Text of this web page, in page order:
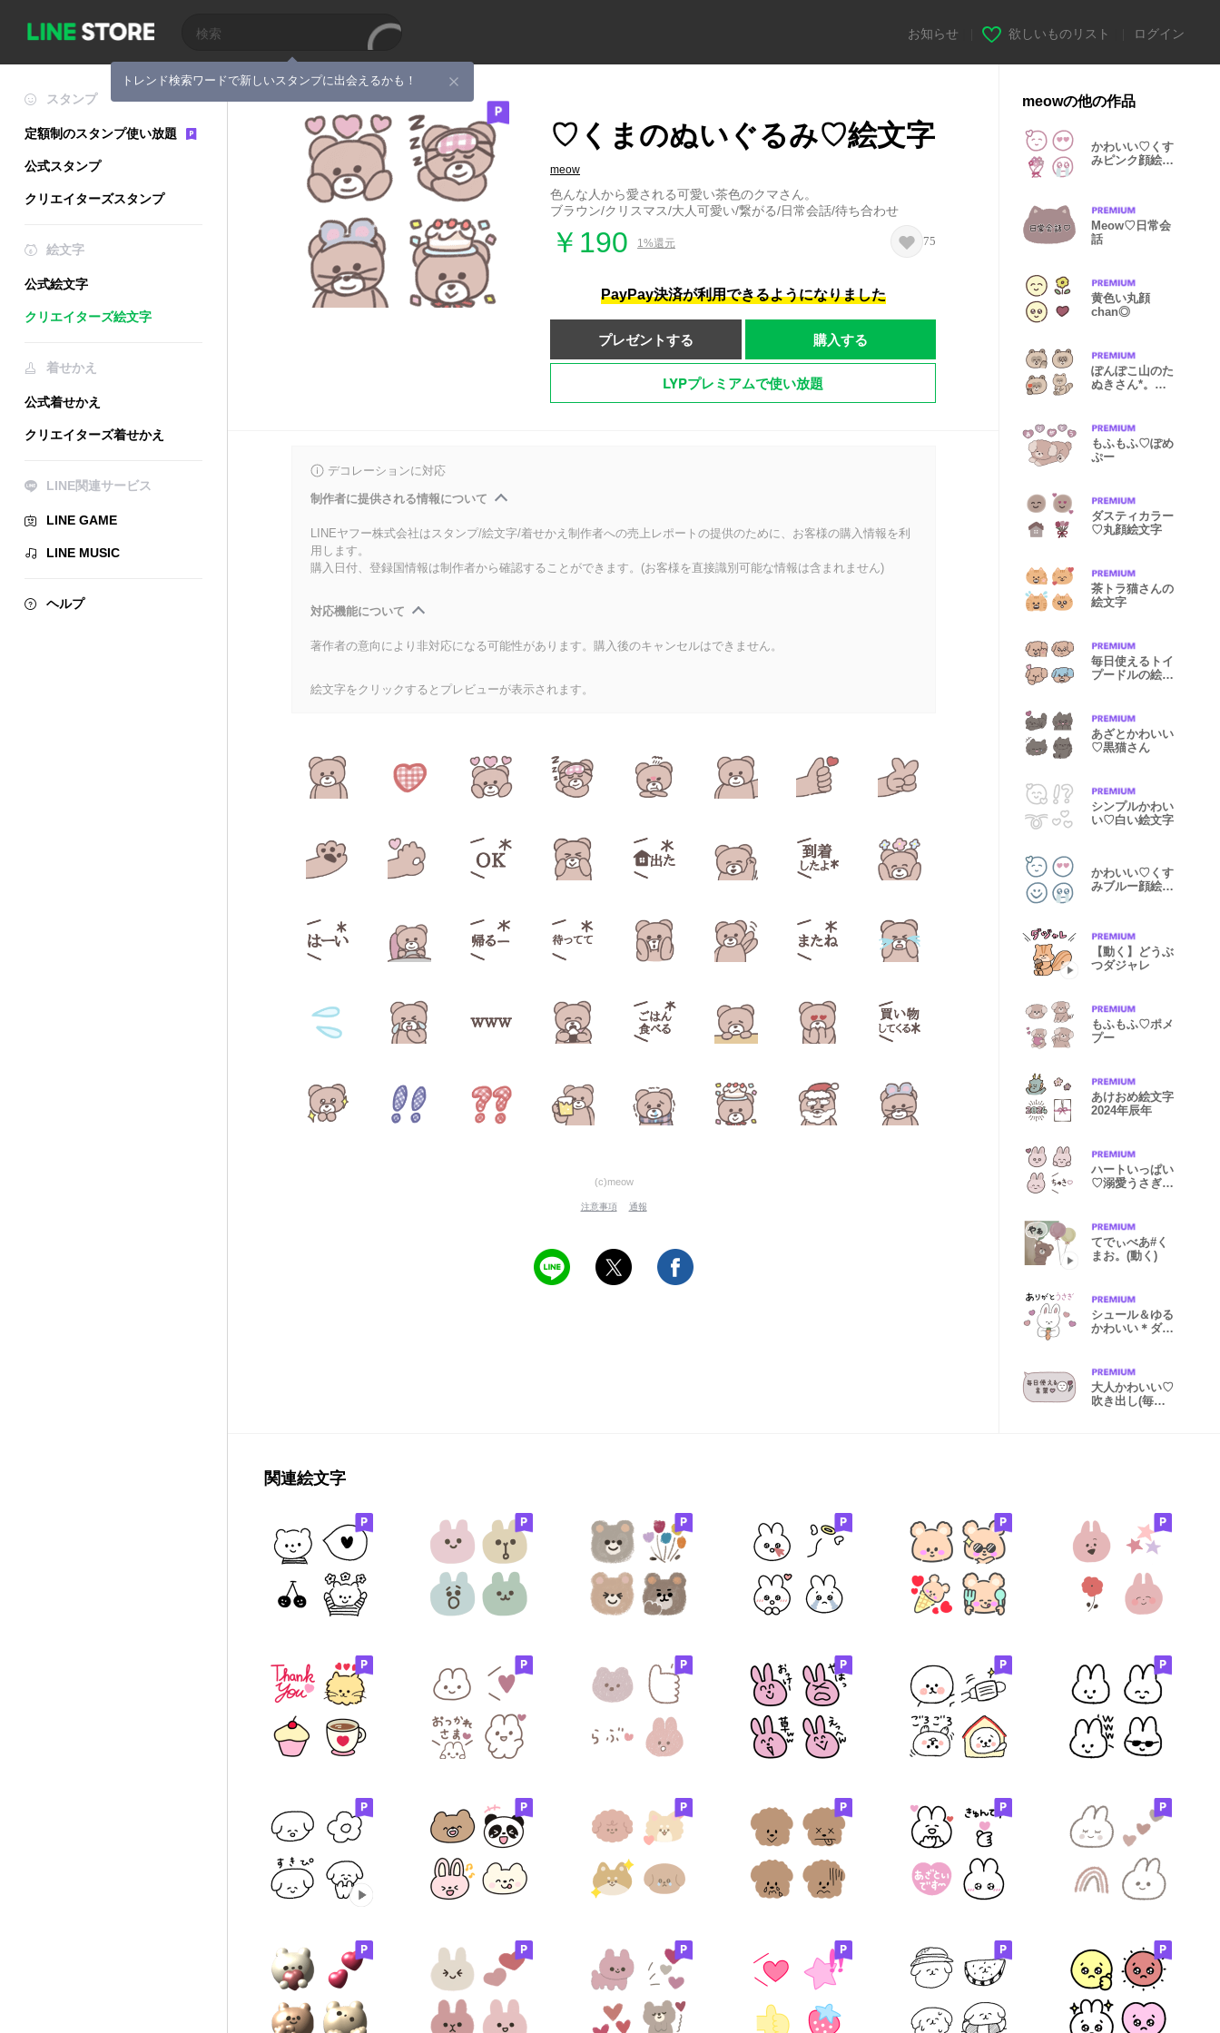
トレンド検索ワードで新しいスタンプに出会えるかも！
お知らせ 欲しいものリスト ログイン
スタンプ
定額制のスタンプ使い放題
公式スタンプ
クリエイターズスタンプ
絵文字
公式絵文字
クリエイターズ絵文字
着せかえ
公式着せかえ
クリエイターズ着せかえ
LINE関連サービス
LINE GAME
LINE MUSIC
ヘルプ
♡くまのぬいぐるみ♡絵文字
meow
色んな人から愛される可愛い茶色のクマさん。
ブラウン/クリスマス/大人可愛い/繋がる/日常会話/待ち合わせ
￥190 1%還元 75
PayPay決済が利用できるようになりました
プレゼントする 購入する
LYPプレミアムで使い放題
デコレーションに対応
制作者に提供される情報について
LINEヤフー株式会社はスタンプ/絵文字/着せかえ制作者への売上レポートの提供のために、お客様の購入情報を利
用します。
購入日付、登録国情報は制作者から確認することができます。(お客様を直接識別可能な情報は含まれません)
対応機能について
著作者の意向により非対応になる可能性があります。購入後のキャンセルはできません。
絵文字をクリックするとプレビューが表示されます。
(c)meow
注意事項 通報
meowの他の作品
かわいい♡くす
みピンク顔絵文
Meow♡日常会
話
黄色い丸顔
chan◎
ぽんぽこ山のた
ぬきさん*。絵
もふもふ♡ぽめ
ぷー
ダスティカラー
♡丸顔絵文字
茶トラ猫さんの
絵文字
毎日使えるトイ
プードルの絵文
あざとかわいい
♡黒猫さん
シンプルかわい
い♡白い絵文字
かわいい♡くす
みブルー顔絵文
【動く】どうぶ
つダジャレ
もふもふ♡ポメ
プー
あけおめ絵文字
2024年辰年
ハートいっぱい
♡溺愛うさぎの
てでぃべあ#く
まお。(動く)
シュール＆ゆる
かわいい＊ダジ
大人かわいい♡
吹き出し(毎日
関連絵文字